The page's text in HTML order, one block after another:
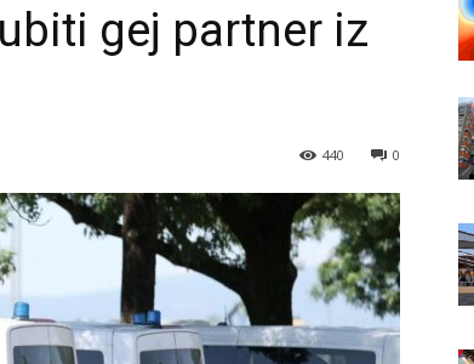
gej partner iz
0
440